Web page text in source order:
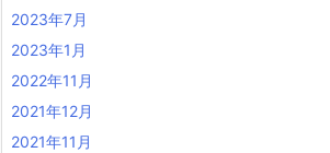
2023年7月
2023年1月
2022年11月
2021年12月
2021年11月